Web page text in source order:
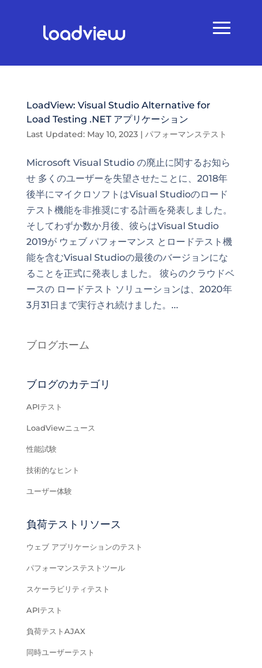
LoadView: Visual Studio Alternative for
Load Testing .NET アプリケーション
Last Updated: May 10, 2023| パフォーマンステスト
Microsoft Visual Studio の廃止に関するお知ら
せ 多くのユーザーを失望させたことに、2018年
後半にマイクロソフトはVisual Studioのロード
テスト機能を非推奨にする計画を発表しました。
そしてわずか数か月後、彼らはVisual Studio
2019が ウェブ パフォーマンス とロードテスト機
能を含むVisual Studioの最後のバージョンにな
ることを正式に発表しました。 彼らのクラウドベ
ースの ロードテスト ソリューションは、2020年
3月31日まで実行され続けました。...
ブログホーム
ブログのカテゴリ
APIテスト
LoadViewニュース
性能試験
技術的なヒント
ユーザー体験
負荷テストリソース
ウェブ アプリケーションのテスト
パフォーマンステストツール
スケーラビリティテスト
APIテスト
負荷テストAJAX
同時ユーザーテスト